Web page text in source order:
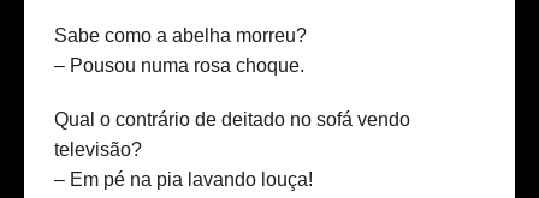
Sabe como a abelha morreu?
– Pousou numa rosa choque.
Qual o contrário de deitado no sofá vendo
televisão?
– Em pé na pia lavando louça!